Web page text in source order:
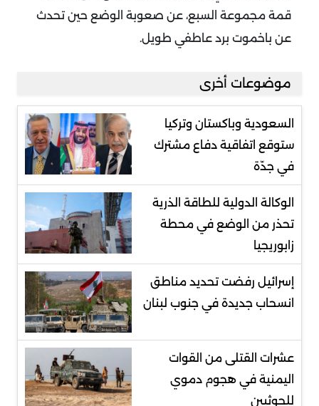
قمة مجموعة السبع، عن صعوبة الوضع حين تحدث
عن باخموت برد عاطفي طويل.
موضوعات أخرى
السعودية وباكستان وتركيا
ستوقع اتفاقية دفاع مشترك
في جدّة
الوكالة الدولية للطاقة الذرية
تحذر من الوضع في محطة
زابوريجيا
إسرائيل رفضت تحديد مناطق
انسحاب جديدة في جنوب لبنان
عشرات القتلى من القوات
اليمنية في هجوم دموي
للحوثيين